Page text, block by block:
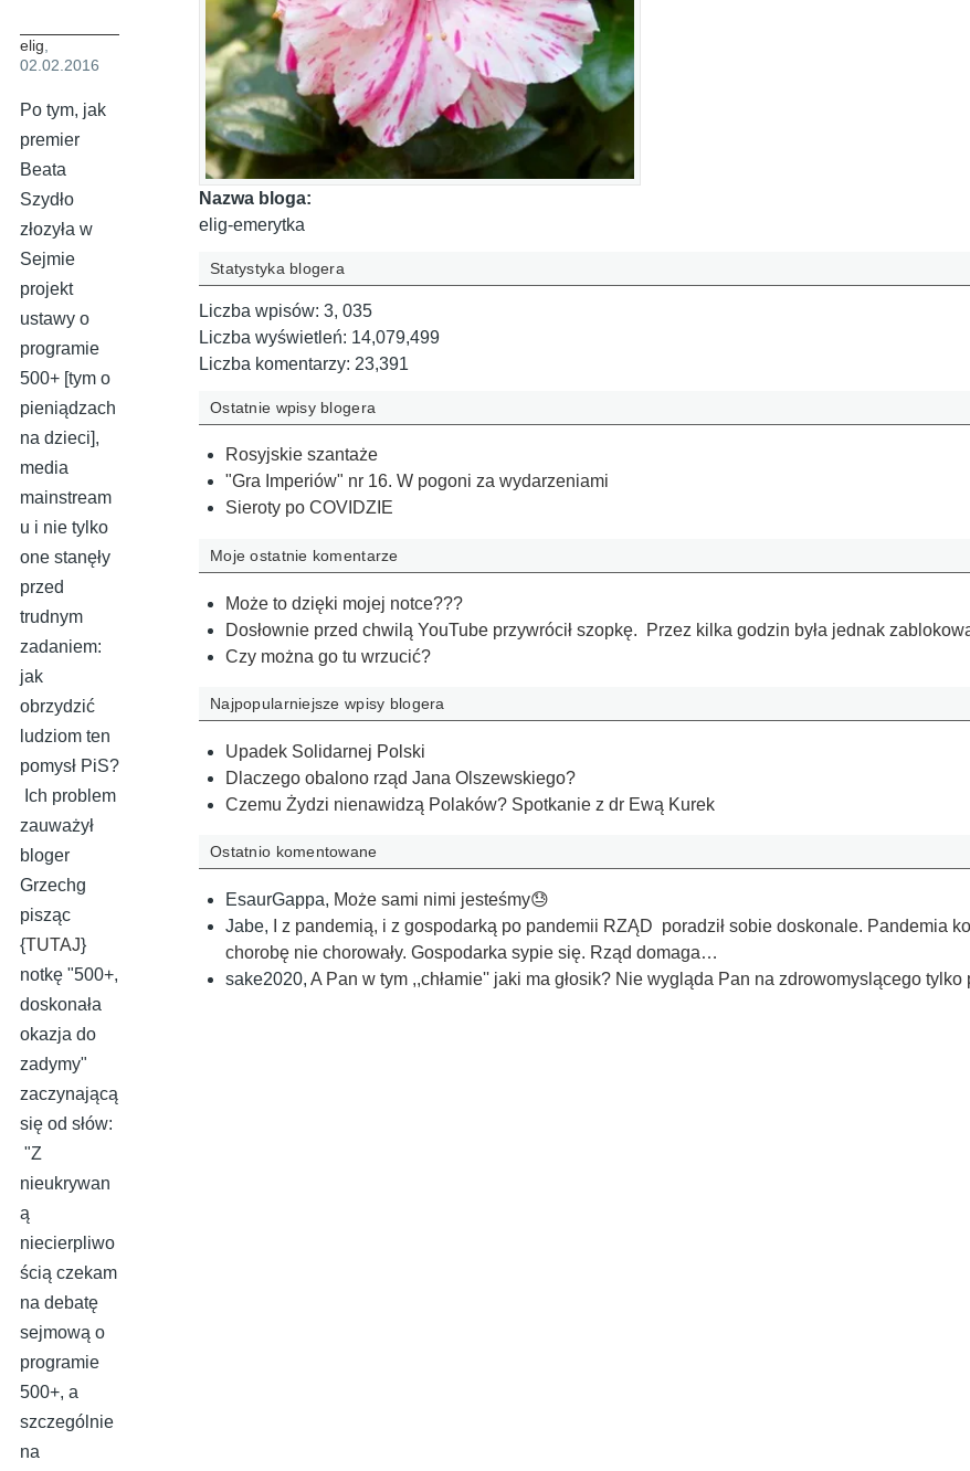
elig,
02.02.2016
Po tym, jak
premier
Beata
Szydło
złozyła w
Sejmie
projekt
ustawy o
programie
500+ [tym o
pieniądzach
na dzieci],
media
mainstream
u i nie tylko
one stanęły
przed
trudnym
zadaniem:
jak
obrzydzić
ludziom ten
pomysł PiS?
Ich problem
zauważył
bloger
Grzechg
pisząc
{TUTAJ}
notkę "500+,
doskonała
okazja do
zadymy"
zaczynającą
się od słów:
"Z
nieukrywan
ą
niecierpliwo
ścią czekam
na debatę
sejmową o
programie
500+, a
szczególnie
na
Nazwa bloga:
elig-emerytka
Statystyka blogera
Liczba wpisów: 3, 035
Liczba wyświetleń: 14,079,499
Liczba komentarzy: 23,391
Ostatnie wpisy blogera
Rosyjskie szantaże
"Gra Imperiów" nr 16. W pogoni za wydarzeniami
Sieroty po COVIDZIE
Moje ostatnie komentarze
Może to dzięki mojej notce???
Dosłownie przed chwilą YouTube przywrócił szopkę. Przez kilka godzin była jednak
Czy można go tu wrzucić?
Najpopularniejsze wpisy blogera
Upadek Solidarnej Polski
Dlaczego obalono rząd Jana Olszewskiego?
Czemu Żydzi nienawidzą Polaków? Spotkanie z dr Ewą Kurek
Ostatnio komentowane
EsaurGappa, Może sami nimi jesteśmy😓
Jabe,
I z pandemią, i z gospodarką po pan­demii RZĄD po­radził sobie doskonale. Pandemia
chorobę nie cho­rowały. Gos­podarka sypie się. Rząd domaga…
sake2020, A Pan w tym ,,chłamie'' jaki ma głosik? Nie wygląda Pan na zdrowomyslącego